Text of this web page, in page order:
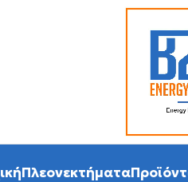
Πλεονεκτήματα